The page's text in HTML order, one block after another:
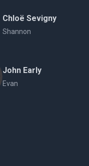
Chloë Sevigny
Shannon
John Early
Evan